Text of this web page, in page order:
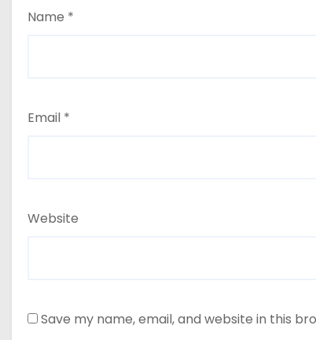
Name *
Email *
Website
Save my name, email, and website in this